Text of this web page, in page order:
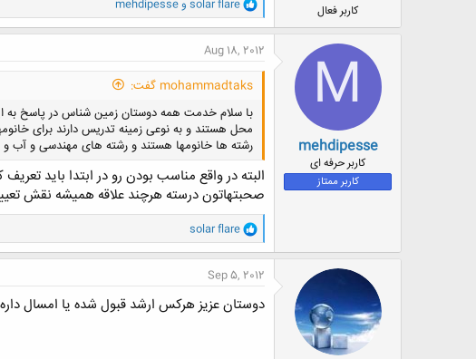
کاربر فعال
ا
ک
ش
ا
solar flare و mehdipesse
M
mehdipesse
کاربر حرفه ای
کاربر ممتاز
Aug 18, 2012
mohammadtaks گفت:
با سلام خدمت همه دوستان زمین شناس در پاسخ به
محل هستند و به نوعی زمینه تدریس دارند برای
رشته ها خانومها هستند و رشته های مهندسی و آب و
البته در واقع مناسب بودن رو در ابتدا باید تعریف
صحبتهاتون درسته هرچند علاقه همیشه نقش
و
ا
ک
ش
ه
ا
solar flare
Sep 5, 2012
دوستان عزیز هرکس ارشد قبول شده یا امسال